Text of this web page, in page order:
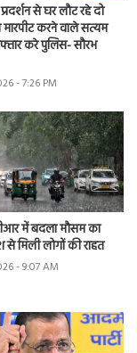
से घर लौट रहे दो
करने वाले सत्यम
करे पुलिस- सौरभ
- 7:26 PM
में बदला मौसम का
से मिली लोगों की राहत
- 9:07 AM